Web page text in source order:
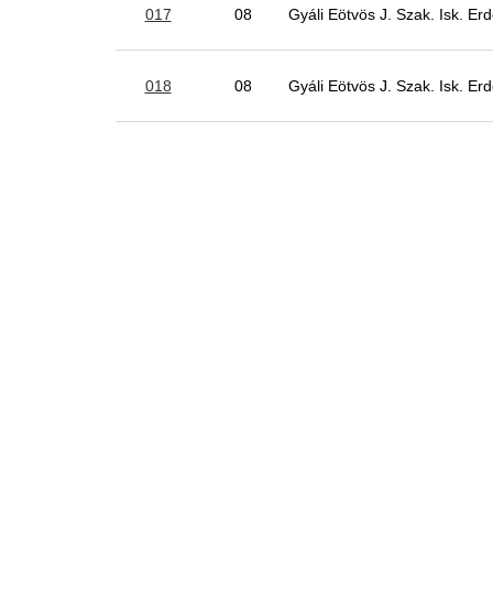
017 08 Gyáli Eötvös J. Szak. Isk.
018 08 Gyáli Eötvös J. Szak. Isk.